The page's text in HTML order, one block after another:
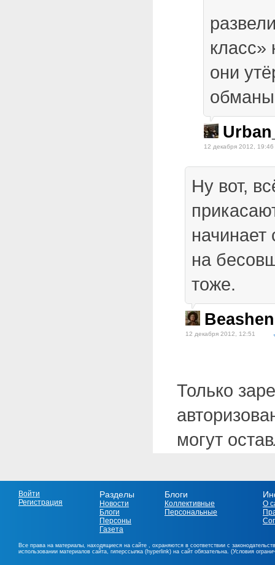
класс»
они
12 декабря 2012, 19:46
Ну вот,
начинает
на
тоже.
Beashen
12 декабря 2012, 12:51
Только
могут
Войти
Регистрация
Разделы
Новости
Блоги
Персоны
Газета
Блоги
Коллективные
Персональные
О
Все права на материалы, находящиеся на сайте , охраняются в соответствии с
использовании материалов сайта, гиперссылка (hyperlink) на сайт обязательна. (Условия